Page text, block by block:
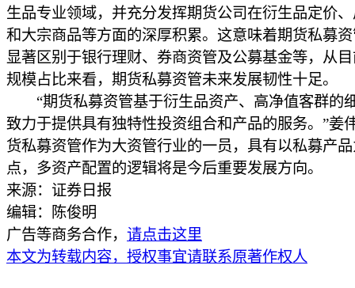
生品专业领域，并充分发挥期货公司在衍生品定价
和大宗商品等方面的深厚积累。这意味着期货私募
显著区别于银行理财、券商资管及公募基金等，从
规模占比来看，期货私募资管未来发展韧性十足。
“期货私募资管基于衍生品资产、高净值客群的
致力于提供具有独特性投资组合和产品的服务。”姜
货私募资管作为大资管行业的一员，具有以私募产
点，多资产配置的逻辑将是今后重要发展方向。
来源：证券日报
编辑：陈俊明
广告等商务合作， 请点击这里
本文为转载内容，授权事宜请联系原著作权人